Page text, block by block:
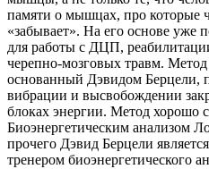
памяти о мышцах, про которые
«забывает». На его основе уже
для работы с ДЦП,
черепно-мозговых травм.
основанный Дэвидом Берцели,
вибрации и высвобождении
блоках энергии. Метод хорошо
Биоэнергетическим анализом
прочего Дэвид Берцели
тренером биоэнергетического